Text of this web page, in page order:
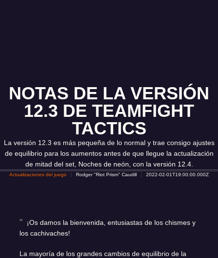
NOTAS DE LA VERSIÓN
12.3 DE TEAMFIGHT
TACTICS
La versión 12.3 es más pequeña de lo normal y trae consigo ajustes
de equilibrio para los aumentos antes de que llegue la actualización
de mitad del set, Noches de neón, con la versión 12.4.
Actualizaciones del juego Rodger "Riot Prism" Caudill 2022-02-01T19:00:00.000Z
¡Os damos la bienvenida, entusiastas de los chismes y
los cachivaches!
La mayoría de los grandes cambios de equilibrio de la